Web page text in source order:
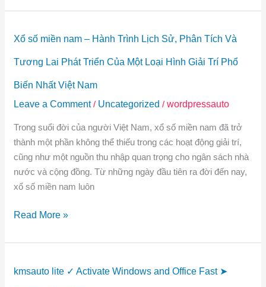
tối
ưu
trải
nghiệm
mà
Xổ số miền nam – Hành Trình Lịch Sử, Phân Tích Và
Tương Lai Phát Triển Của Một Loại Hình Giải Trí Phổ
Biến Nhất Việt Nam
Leave a Comment / Uncategorized /wordpressauto
Trong suổi đời của người Việt Nam, xổ số miền nam đã trở
thành một phần không thể thiếu trong các hoạt động giải trí,
cũng như một nguồn thu nhập quan trọng cho ngân sách nhà
nước và cộng đồng. Từ những ngày đầu tiên ra đời đến nay,
xổ số miền nam luôn
miền
–
Hành
Phân
Tương
Của
Read More »
kmsauto lite ✓ Activate Windows and Office Fast ➤